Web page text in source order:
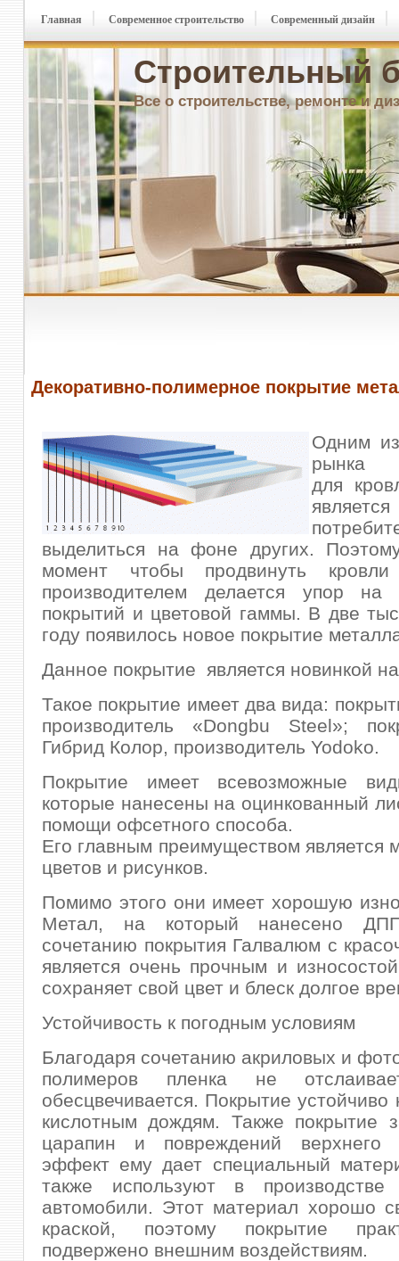
Строительный
Все о строительстве, ремонте и
Главная Современное строительство Современный дизайн
Декоративно-полимерное покрытие
Одним
рынка
для
выделиться на фоне других.
момент чтобы продвинуть
производителем делается упор на
покрытий и цветовой гаммы. В две
году появилось новое покрытие
Данное покрытие является новинкой
Такое покрытие имеет два вида:
производитель «Dongbu Steel»;
Гибрид Колор, производитель Yodoko.
Покрытие имеет всевозможные
которые нанесены на оцинкованный
помощи офсетного способа.
Его главным преимуществом является
цветов и рисунков.
Помимо этого они имеет хорошую
Метал, на который нанесено
сочетанию покрытия Галвалюм с
является очень прочным и
сохраняет свой цвет и блеск долгое
Устойчивость к погодным условиям
Благодаря сочетанию акриловых и
полимеров пленка не
обесцвечивается. Покрытие
кислотным дождям. Также покрытие
царапин и повреждений верхнего
эффект ему дает специальный
также используют в
автомобили. Этот материал хорошо
краской, поэтому покрытие
подвержено внешним воздействиям.